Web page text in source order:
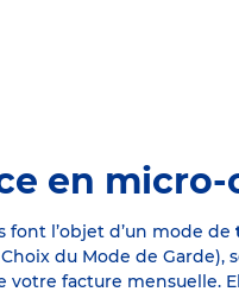
en
l’objet d’un mode de
du Mode de Garde),
votre facture mensuelle.